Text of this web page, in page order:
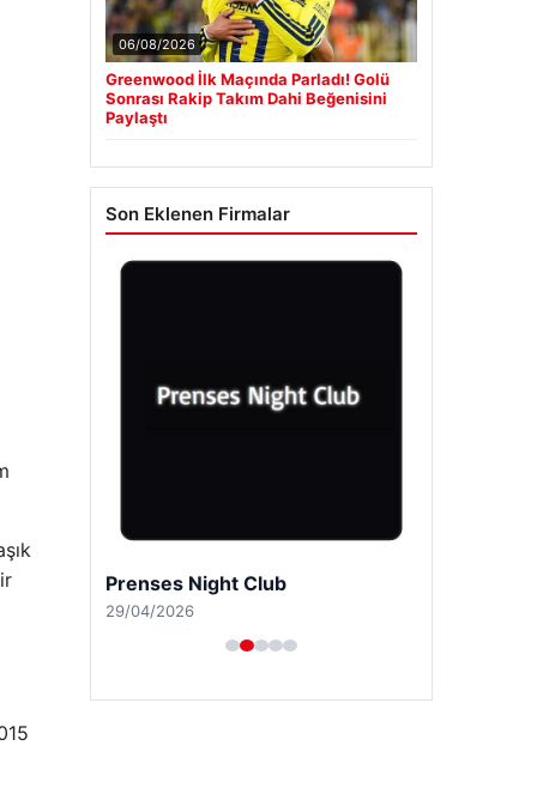
06/08/2026
Greenwood İlk Maçında Parladı! Golü
Sonrası Rakip Takım Dahi Beğenisini
Paylaştı
Son Eklenen Firmalar
Prenses Night Club
29/04/2026